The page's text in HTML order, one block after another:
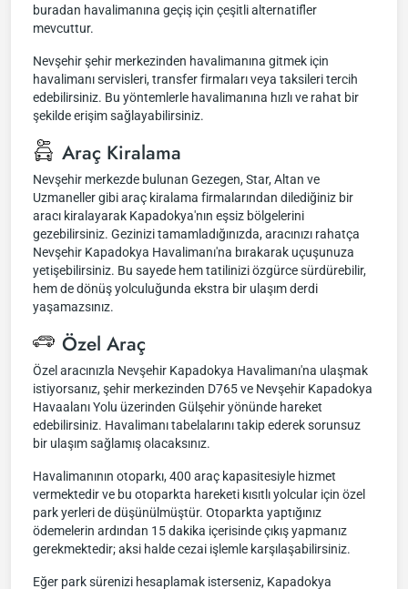
buradan havalimanına geçiş için çeşitli alternatifler
mevcuttur.
Nevşehir şehir merkezinden havalimanına gitmek için
havalimanı servisleri, transfer firmaları veya taksileri tercih
edebilirsiniz. Bu yöntemlerle havalimanına hızlı ve rahat bir
şekilde erişim sağlayabilirsiniz.
Araç Kiralama
Nevşehir merkezde bulunan Gezegen, Star, Altan ve
Uzmaneller gibi araç kiralama firmalarından dilediğiniz bir
aracı kiralayarak Kapadokya'nın eşsiz bölgelerini
gezebilirsiniz. Gezinizi tamamladığınızda, aracınızı rahatça
Nevşehir Kapadokya Havalimanı'na bırakarak uçuşunuza
yetişebilirsiniz. Bu sayede hem tatilinizi özgürce sürdürebilir,
hem de dönüş yolculuğunda ekstra bir ulaşım derdi
yaşamazsınız.
Özel Araç
Özel aracınızla Nevşehir Kapadokya Havalimanı'na ulaşmak
istiyorsanız, şehir merkezinden D765 ve Nevşehir Kapadokya
Havaalanı Yolu üzerinden Gülşehir yönünde hareket
edebilirsiniz. Havalimanı tabelalarını takip ederek sorunsuz
bir ulaşım sağlamış olacaksınız.
Havalimanının otoparkı, 400 araç kapasitesiyle hizmet
vermektedir ve bu otoparkta hareketi kısıtlı yolcular için özel
park yerleri de düşünülmüştür. Otoparkta yaptığınız
ödemelerin ardından 15 dakika içerisinde çıkış yapmanız
gerekmektedir; aksi halde cezai işlemle karşılaşabilirsiniz.
Eğer park sürenizi hesaplamak isterseniz, Kapadokya